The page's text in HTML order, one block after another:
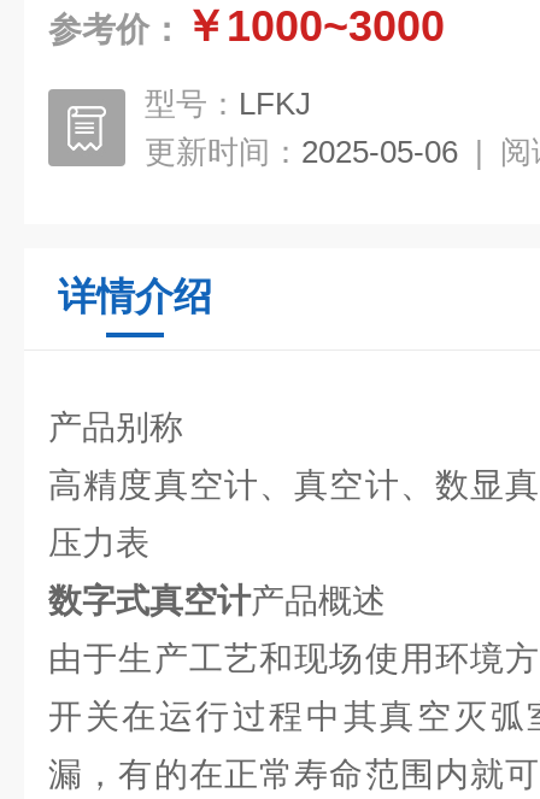
参考价： ￥1000~3000
型号： LFKJ
更新时间： 2025-05-06 | 阅
详情介绍
产品别称
高精度真空计、真空计、数显
压力表
数字式真空计产品概述
由于生产工艺和现场使用环境
开关在运行过程中其真空灭
漏，有的在正常寿命范围内就